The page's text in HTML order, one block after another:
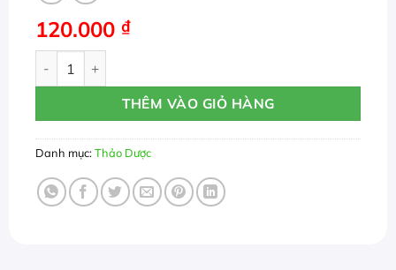
120.000 ₫
THÊM VÀO GIỎ HÀNG
Danh mục:Thảo Dược